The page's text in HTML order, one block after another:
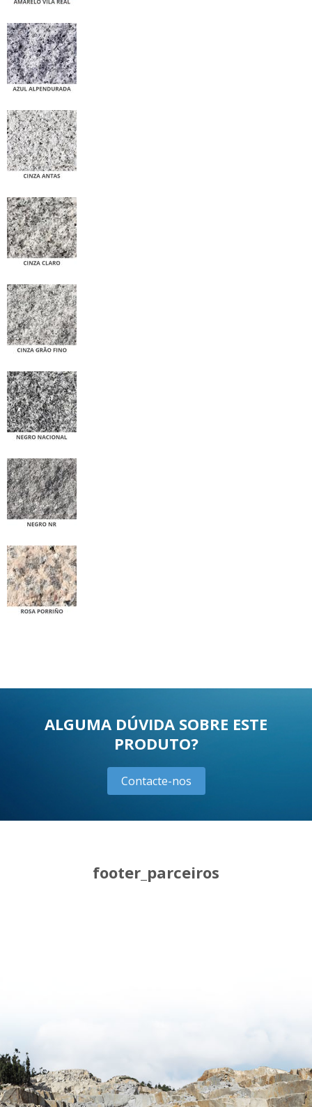
ALGUMA DÚVIDA SOBRE ESTE
PRODUTO?
Contacte-nos
footer_parceiros